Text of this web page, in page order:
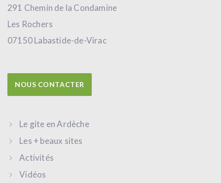
291 Chemin de la Condamine
Les Rochers
07150 Labastide-de-Virac
NOUS CONTACTER
Le gite en Ardèche
Les + beaux sites
Activités
Vidéos